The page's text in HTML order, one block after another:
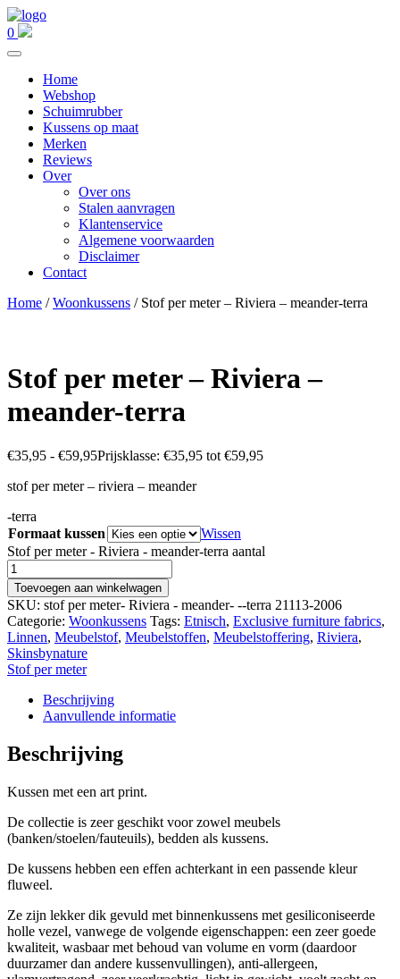
0
Home
Webshop
Schuimrubber
Kussens op maat
Merken
Reviews
Over
Over ons
Stalen aanvragen
Klantenservice
Algemene voorwaarden
Disclaimer
Contact
Home /Woonkussens / Stof per meter – Riviera – meander-terra
Stof per meter – Riviera –
meander-terra
€35,95 - €59,95Prijsklasse: €35,95 tot €59,95
stof per meter – riviera – meander
-terra
Formaat kussen
Wissen
Stof per meter - Riviera - meander-terra aantal
Toevoegen aan winkelwagen
SKU: stof per meter- Riviera - meander- --terra 21113-2006
Categorie: Woonkussens Tags: Etnisch, Exclusive furniture fabrics,
Linnen, Meubelstof, Meubelstoffen, Meubelstoffering, Riviera,
Skinsbynature
Stof per meter
Beschrijving
Aanvullende informatie
Beschrijving
Kussen met een art print.
De collectie is zeer geschikt voor zowel meubels
(banken/stoelen/fauteuils), bedden als kussens.
De kussens hebben een effen achterkant in een passende kleur
fluweel.
Ze zijn lekker dik gevuld met binnenkussens met gesiliconiseerde
holle vezel, vanwege de volgende eigenschappen: een zeer goede
kwaliteit, wasbaar met behoud van volume en vorm (daardoor
duurzamer dan andere kussenvullingen), anti-allergeen,